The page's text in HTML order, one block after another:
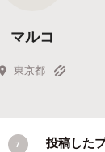
マルコ
東京都
7 投稿した